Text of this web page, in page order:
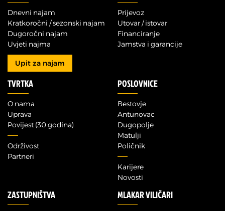
Dnevni najam
Kratkoročni / sezonski najam
Dugoročni najam
Uvjeti najma
Upit za najam
Prijevoz
Utovar / istovar
Financiranje
Jamstva i garancije
TVRTKA
O nama
Uprava
Povijest (30 godina)
Održivost
Partneri
POSLOVNICE
Bestovje
Antunovac
Dugopolje
Matulji
Poličnik
Karijere
Novosti
ZASTUPNIŠTVA MLAKAR VILIČARI